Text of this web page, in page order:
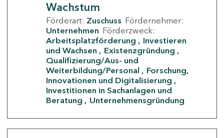
Wachstum
Förderart: Zuschuss Fördernehmer:
Unternehmen Förderzweck:
Arbeitsplatzförderung
Investieren
und Wachsen
Existenzgründung
Qualifizierung/Aus- und
Weiterbildung/Personal
Forschung,
Innovationen und Digitalisierung
Investitionen in Sachanlagen und
Beratung
Unternehmensgründung